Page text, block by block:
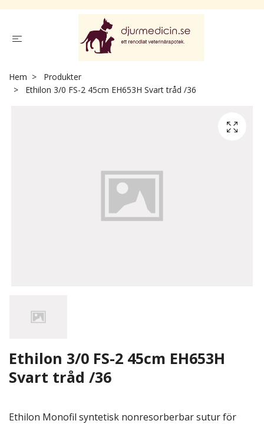
Hem
Produkter
Ethilon 3/0 FS-2 45cm EH653H Svart tråd /36
Ethilon 3/0 FS-2 45cm EH653H
Svart tråd /36
Ethilon Monofil syntetisk nonresorberbar sutur för